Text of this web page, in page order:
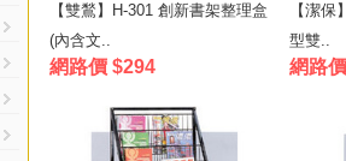
【雙鶖】H-301 創新書架整理盒
(內含文..
網路價 $294
【潔
型雙..
網路